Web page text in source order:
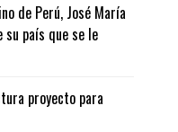
de Perú, José María
su país que se le
proyecto para